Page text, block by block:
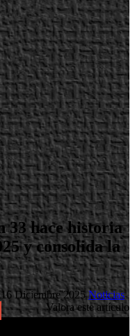
33 hace historia
y consolida la
Diciembre 2025Noticias
Valora este artículo